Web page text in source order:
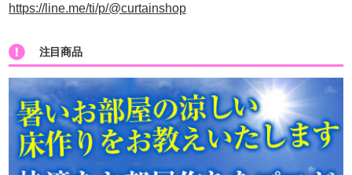
https://line.me/ti/p/@curtainshop
注目商品